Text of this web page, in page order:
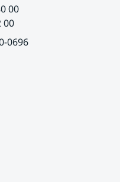
00
00
0696